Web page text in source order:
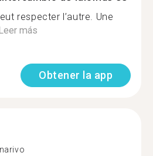
respecter l’autre. Une
más
Obtener la app